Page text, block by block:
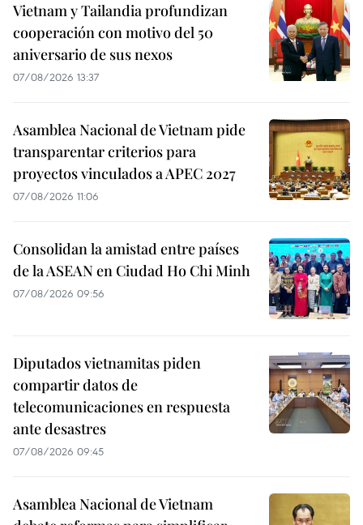
Vietnam y Tailandia profundizan
cooperación con motivo del 50
aniversario de sus nexos
07/08/2026 13:37
Asamblea Nacional de Vietnam pide
transparentar criterios para
proyectos vinculados a APEC 2027
07/08/2026 11:06
Consolidan la amistad entre países
de la ASEAN en Ciudad Ho Chi Minh
07/08/2026 09:56
Diputados vietnamitas piden
compartir datos de
telecomunicaciones en respuesta
ante desastres
07/08/2026 09:45
Asamblea Nacional de Vietnam